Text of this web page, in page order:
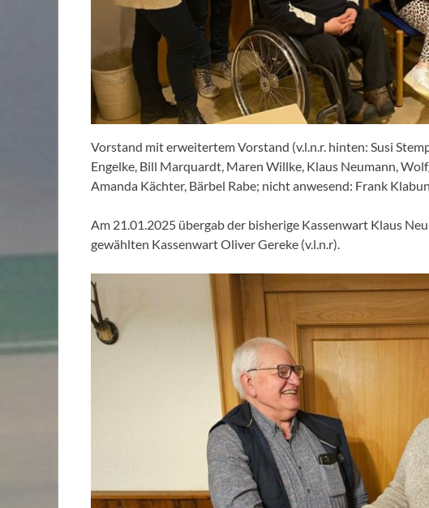
Vorstand mit erweitertem Vorstand (v.l.n.r. hinten: Susi
Engelke, Bill Marquardt, Maren Willke, Klaus Neumann,
Amanda Kächter, Bärbel Rabe; nicht anwesend: Frank
Am 21.01.2025 übergab der bisherige Kassenwart Klaus
gewählten Kassenwart Oliver Gereke (v.l.n.r).